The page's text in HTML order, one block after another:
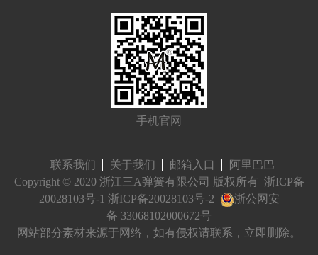
手机官网
联系我们 关于我们 邮箱入口
阿里巴巴
Copyright © 2020 浙江三A弹簧有限公司 版权所有 浙ICP备
20028103号-1 浙ICP备20028103号-2
浙公网安
备 33068102000672号
网站部分素材来源于网络，如有侵权请联系，立即删除。